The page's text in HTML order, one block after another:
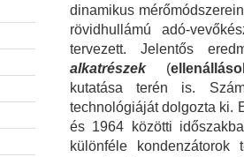
dinamikus
rövidhullámú adó-
tervezett. Jelentős
alkatrészek(
kutatása terén is.
technológiáját dolgozta ki.
és 1964 közötti
különféle kondenzátorok